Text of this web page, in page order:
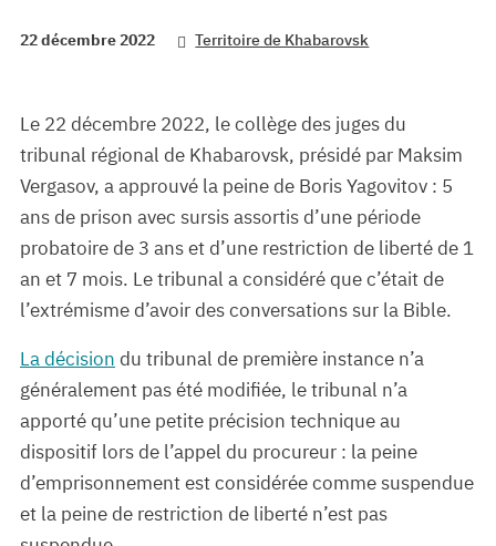
22 décembre 2022 Territoire de Khabarovsk
Le 22 décembre 2022, le collège des juges du
tribunal régional de Khabarovsk, présidé par Maksim
Vergasov, a approuvé la peine de Boris Yagovitov : 5
ans de prison avec sursis assortis d’une période
probatoire de 3 ans et d’une restriction de liberté de 1
an et 7 mois. Le tribunal a considéré que c’était de
l’extrémisme d’avoir des conversations sur la Bible.
La décision du tribunal de première instance n’a
généralement pas été modifiée, le tribunal n’a
apporté qu’une petite précision technique au
dispositif lors de l’appel du procureur : la peine
d’emprisonnement est considérée comme suspendue
et la peine de restriction de liberté n’est pas